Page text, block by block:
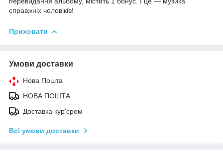
справжніх чоловіків!
Приховати
Умови доставки
Нова Пошта
НОВА ПОШТА
Доставка кур'єром
Всі умови доставки